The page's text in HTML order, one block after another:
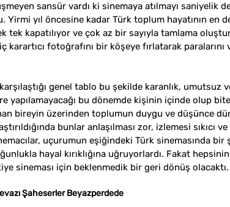
sansür vardı ki sinemaya atılmayı saniyelik
Yirmi yıl öncesine kadar Türk toplum hayatının en
tek kapatılıyor ve çok az bir sayıyla tamlama
karartıcı fotoğrafını bir köşeye fırlatarak paralarını
genel tablo bu şekilde karanlık, umutsuz
yapılamayacağı bu dönemde kişinin içinde olup
bireyin üzerinden toplumun duygu ve düşünce
bunlar anlaşılması zor, izlemesi sıkıcı
uçurumun eşiğindeki Türk sinemasında
hayal kırıklığına uğruyorlardı. Fakat
sineması için beklenmedik bir geri dönüş olacaktı.
Şaheserler Beyazperdede